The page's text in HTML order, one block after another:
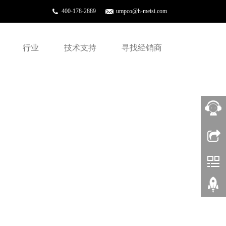
400-178-2889 umpco@h-meisi.com
行业 技术支持 寻找经销商